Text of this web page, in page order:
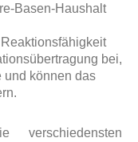
Basen-Haushalt
bei,
und können das